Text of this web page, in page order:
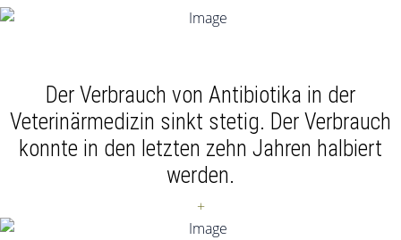
Der Verbrauch von Antibiotika in der
Veterinärmedizin sinkt stetig. Der Verbrauch
konnte in den letzten zehn Jahren halbiert
werden.
+